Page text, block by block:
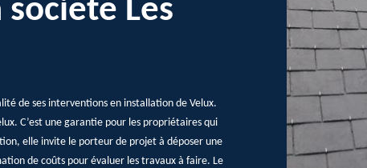
Les
de ses interventions en installation de Velux.
C’est une garantie pour les propriétaires qui
elle invite le porteur de projet à déposer une
de coûts pour évaluer les travaux à faire. Le